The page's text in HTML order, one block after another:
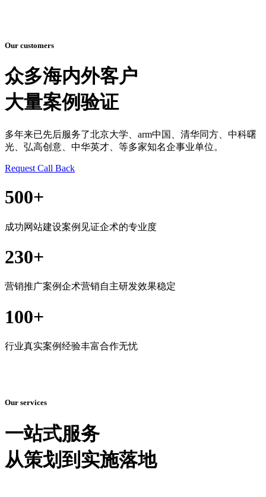
Our customers
众多海内外客户
大量案例验证
多年来已先后服务了北京大学、arm中国、清华同方、中科曙
光、弘高创意、中华英才、等多家知名企事业单位。
Request Call Back
500+
成功网站建设案例见证企术的专业度
230+
营销推广案例企术营销自主研发效果稳定
100+
行业真实案例经验丰富合作无忧
Our services
一站式服务
从策划到实施落地